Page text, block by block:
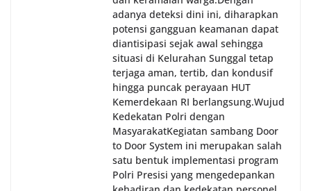
adanya deteksi dini ini, diharapkan
potensi gangguan keamanan dapat
diantisipasi sejak awal sehingga
situasi di Kelurahan Sunggal tetap
terjaga aman, tertib, dan kondusif
hingga puncak perayaan HUT
Kemerdekaan RI berlangsung.‎‎Wujud
Kedekatan Polri dengan
Masyarakat‎Kegiatan sambang Door
to Door System ini merupakan salah
satu bentuk implementasi program
Polri Presisi yang mengedepankan